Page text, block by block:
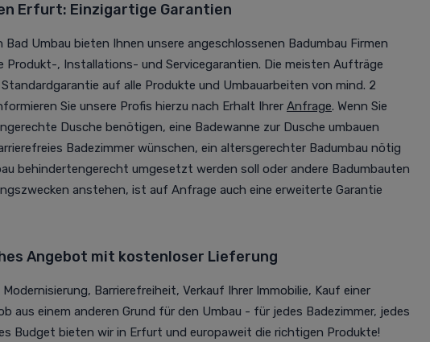
Erfurt: Einzigartige Garantien
Bad Umbau bieten Ihnen unsere angeschlossenen Badumbau Firmen
Produkt-, Installations- und Servicegarantien. Die meisten Aufträge
auf alle Produkte und Umbauarbeiten von mind. 2
Sie unsere Profis hierzu nach Erhalt Ihrer Anfrage. Wenn Sie
Dusche benötigen, eine Badewanne zur Dusche umbauen
Badezimmer wünschen, ein altersgerechter Badumbau nötig
behindertengerecht umgesetzt werden soll oder andere Badumbauten
anstehen, ist auf Anfrage auch eine erweiterte Garantie
Angebot mit kostenloser Lieferung
Barrierefreiheit, Verkauf Ihrer Immobilie, Kauf einer
aus einem anderen Grund für den Umbau - für jedes Badezimmer, jedes
Budget bieten wir in Erfurt und europaweit die richtigen Produkte!